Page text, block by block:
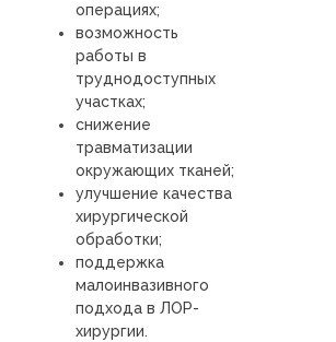
операциях;
возможность
работы в
труднодоступных
участках;
снижение
травматизации
окружающих тканей;
улучшение качества
хирургической
обработки;
поддержка
малоинвазивного
подхода в ЛОР-
хирургии.